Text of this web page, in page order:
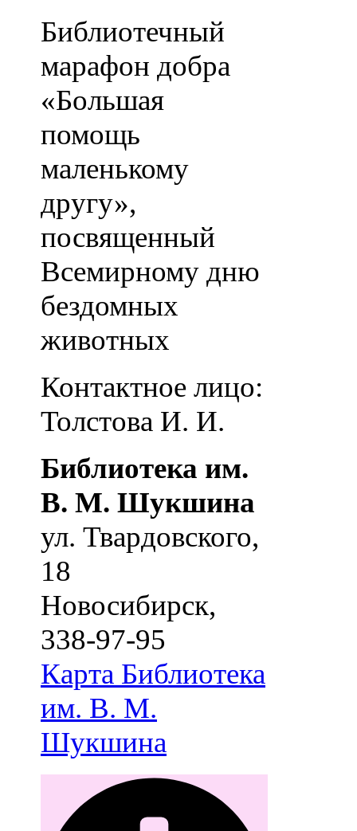
Библиотечный
марафон добра
«Большая
помощь
маленькому
другу»,
посвященный
Всемирному дню
бездомных
животных
Контактное лицо:
Толстова И. И.
Библиотека им.
В. М. Шукшина
ул. Твардовского,
18
Новосибирск,
338-97-95
Карта Библиотека
им. В. М.
Шукшина